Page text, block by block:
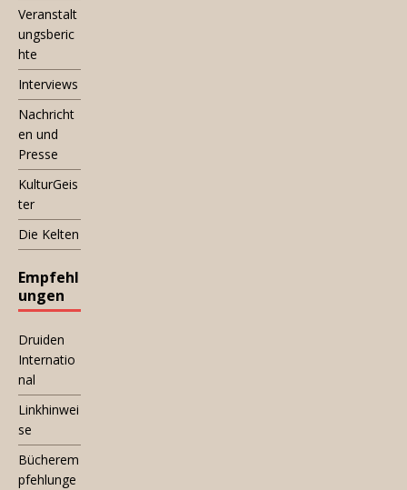
Veranstalt
ungsberic
hte
Interviews
Nachricht
en und
Presse
KulturGeis
ter
Die Kelten
Empfehl
ungen
Druiden
Internatio
nal
Linkhinwei
se
Bücherem
pfehlunge